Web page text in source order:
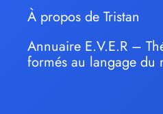
À propos de Tristan
Annuaire E.V.E.R –
formés au langage du